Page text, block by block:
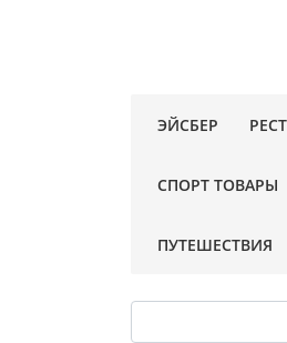
ЭЙСБЕР
СПОРТ ТОВАРЫ
ПУТЕШЕСТВИЯ